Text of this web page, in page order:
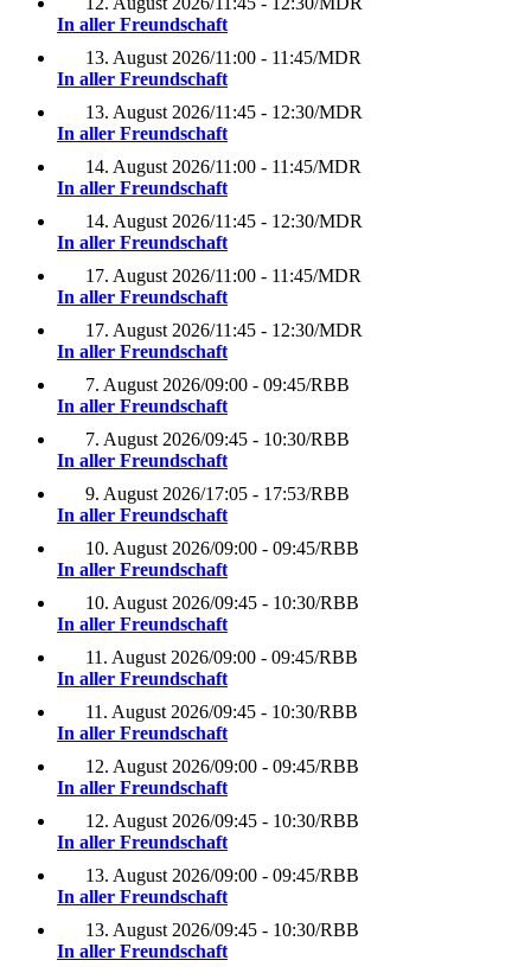
In aller Freundschaft
13. August 2026/11:00 - 11:45/MDR
In aller Freundschaft
13. August 2026/11:45 - 12:30/MDR
In aller Freundschaft
14. August 2026/11:00 - 11:45/MDR
In aller Freundschaft
14. August 2026/11:45 - 12:30/MDR
In aller Freundschaft
17. August 2026/11:00 - 11:45/MDR
In aller Freundschaft
17. August 2026/11:45 - 12:30/MDR
In aller Freundschaft
7. August 2026/09:00 - 09:45/RBB
In aller Freundschaft
7. August 2026/09:45 - 10:30/RBB
In aller Freundschaft
9. August 2026/17:05 - 17:53/RBB
In aller Freundschaft
10. August 2026/09:00 - 09:45/RBB
In aller Freundschaft
10. August 2026/09:45 - 10:30/RBB
In aller Freundschaft
11. August 2026/09:00 - 09:45/RBB
In aller Freundschaft
11. August 2026/09:45 - 10:30/RBB
In aller Freundschaft
12. August 2026/09:00 - 09:45/RBB
In aller Freundschaft
12. August 2026/09:45 - 10:30/RBB
In aller Freundschaft
13. August 2026/09:00 - 09:45/RBB
In aller Freundschaft
13. August 2026/09:45 - 10:30/RBB
In aller Freundschaft